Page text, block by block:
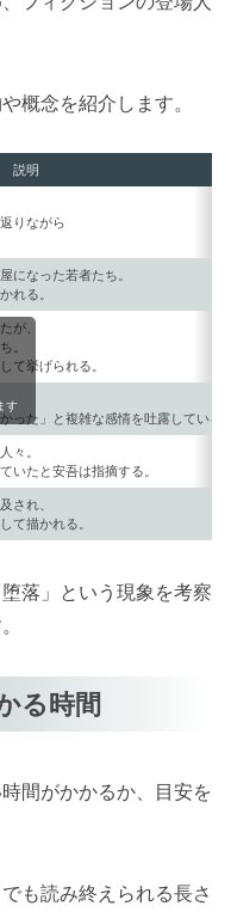
概念を紹介します。
説明
りながら
になった若者たち。
れる。
が、
。
て挙げられる。
った」と複雑な感情を吐露している
々。
いたと安吾は指摘する。
され、
て描かれる。
す
落」という現象を考察
る時間
間がかかるか、目安を
も読み終えられる長さ